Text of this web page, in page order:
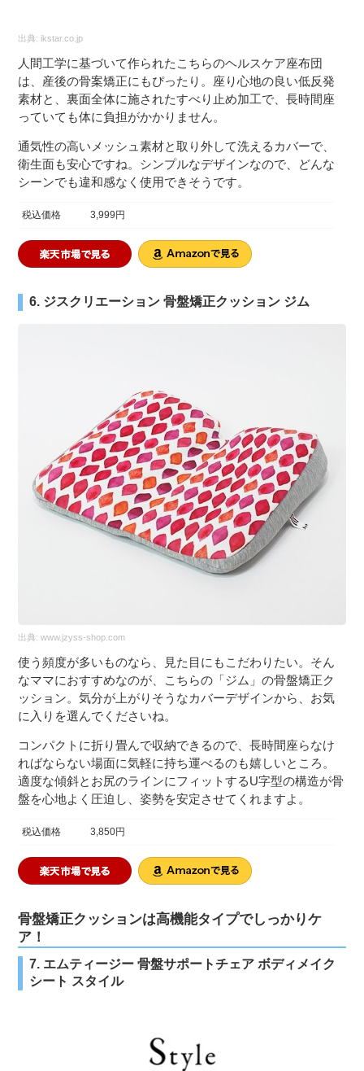
出典: ikstar.co.jp
人間工学に基づいて作られたこちらのヘルスケア座布団
は、産後の骨案矯正にもぴったり。座り心地の良い低反発
素材と、裏面全体に施されたすべり止め加工で、長時間座
っていても体に負担がかかりません。
通気性の高いメッシュ素材と取り外して洗えるカバーで、
衛生面も安心ですね。シンプルなデザインなので、どんな
シーンでも違和感なく使用できそうです。
税込価格 3,999円
6. ジスクリエーション 骨盤矯正クッション ジム
出典:www.jzyss-shop.com
使う頻度が多いものなら、見た目にもこだわりたい。そん
なママにおすすめなのが、こちらの「ジム」の骨盤矯正ク
ッション。気分が上がりそうなカバーデザインから、お気
に入りを選んでくださいね。
コンパクトに折り畳んで収納できるので、長時間座らなけ
ればならない場面に気軽に持ち運べるのも嬉しいところ。
適度な傾斜とお尻のラインにフィットするU字型の構造が骨
盤を心地よく圧迫し、姿勢を安定させてくれますよ。
税込価格 3,850円
骨盤矯正クッションは高機能タイプでしっかりケ
ア！
7. エムティージー 骨盤サポートチェア ボディメイク
シート スタイル